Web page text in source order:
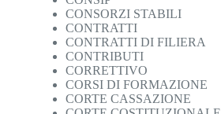
CONSORZI STABILI
CONTRATTI
CONTRATTI DI FILIERA
CONTRIBUTI
CORRETTIVO
CORSI DI FORMAZIONE
CORTE CASSAZIONE